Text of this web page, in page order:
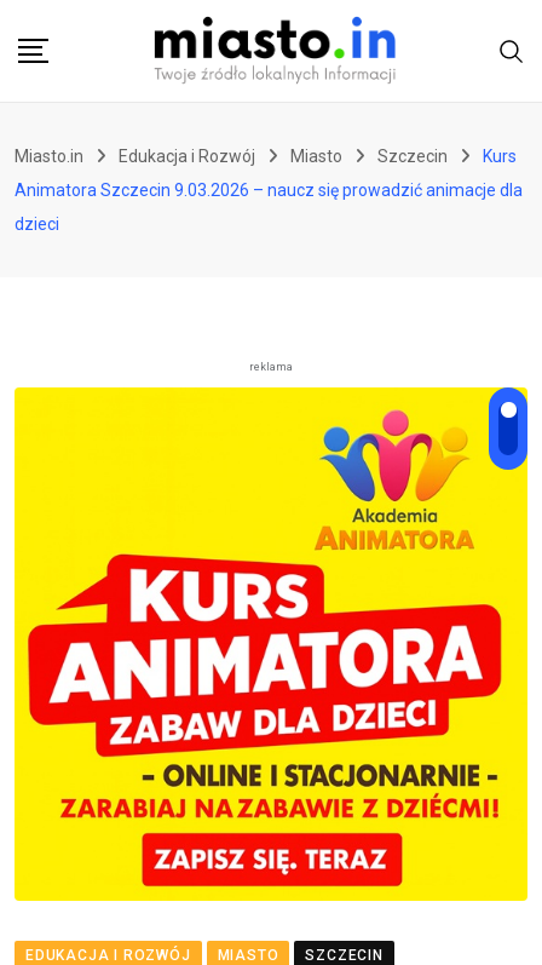
Miasto.in Edukacja i Rozwój Miasto Szczecin
Kurs
Animatora Szczecin 9.03.2026 – naucz się prowadzić animacje dla
dzieci
reklama
EDUKACJA I ROZWÓJ MIASTO
SZCZECIN